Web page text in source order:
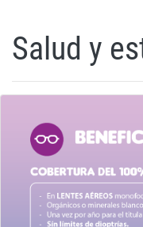
Salud y